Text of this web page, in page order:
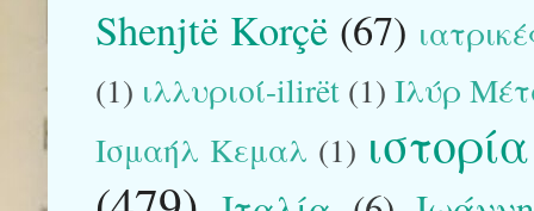
Shenjtë Korçë (67)
(1) ιλλυριοί-ilirët (1) Ιλύρ
Ισμαήλ Κεμαλ (1) ιστορία